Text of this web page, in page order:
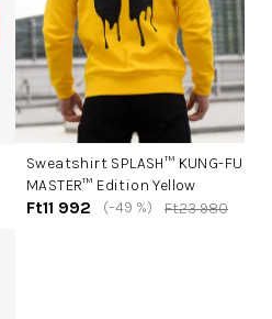
Sweatshirt SPLASH™ KUNG-FU
MASTER™ Edition Yellow
Ft11 992 Ft23 980
(–49 %)